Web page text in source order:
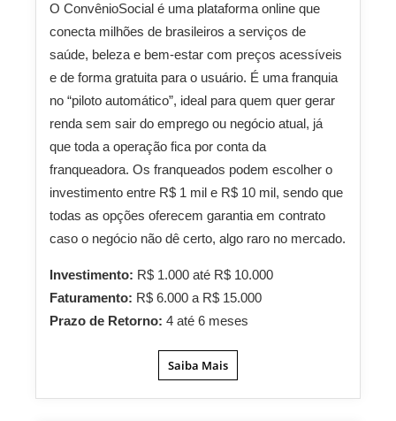
O ConvênioSocial é uma plataforma online que
conecta milhões de brasileiros a serviços de
saúde, beleza e bem-estar com preços acessíveis
e de forma gratuita para o usuário. É uma franquia
no “piloto automático”, ideal para quem quer gerar
renda sem sair do emprego ou negócio atual, já
que toda a operação fica por conta da
franqueadora. Os franqueados podem escolher o
investimento entre R$ 1 mil e R$ 10 mil, sendo que
todas as opções oferecem garantia em contrato
caso o negócio não dê certo, algo raro no mercado.
Investimento: R$ 1.000 até R$ 10.000
Faturamento: R$ 6.000 a R$ 15.000
Prazo de Retorno: 4 até 6 meses
Saiba Mais